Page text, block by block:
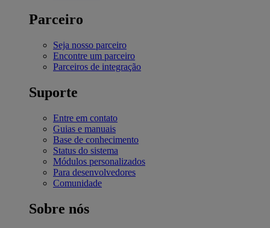
Parceiro
Seja nosso parceiro
Encontre um parceiro
Parceiros de integração
Suporte
Entre em contato
Guias e manuais
Base de conhecimento
Status do sistema
Módulos personalizados
Para desenvolvedores
Comunidade
Sobre nós